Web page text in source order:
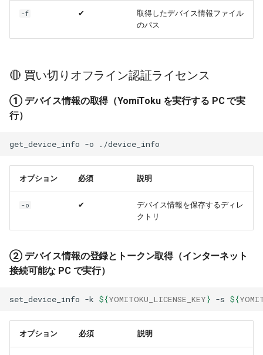
-f ✔
取得したデバイス情報ファイル
のパス
🔴 買い切りオフライン認証ライセンス
① デバイス情報の取得（YomiToku を実行する PC で実
行）
get_device_info -o
オプション 必須 説明
-o ✔
デバイス情報を保存するディレ
クトリ
② デバイス情報の登録とトークン取得（インターネット
接続可能な PC で実行）
set_device_info -k ${YOMITOKU_LICENSE_KEY} -s ${
オプション 必須 説明